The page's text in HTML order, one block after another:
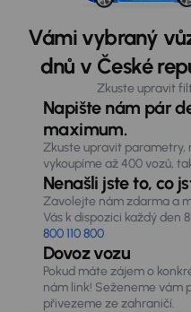
Vámi vybraný
dnů v České
Zkuste upravit
Napište nám pár
maximum.
Zkuste upravit parametry,
vykoupíme až 400 vozů,
Nenašli jste to, co
Zavolejte nám zdarma a
Vás k dispozici každý den
800 110 800
Dovoz vozu
Pokud máte zájem o
nám link! Seženeme vám
přivezeme ze zahraničí.